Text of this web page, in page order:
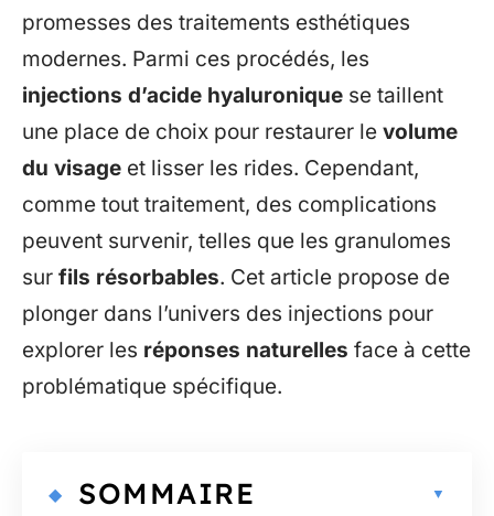
promesses des traitements esthétiques
modernes. Parmi ces procédés, les
injections d’acide hyaluronique se taillent
une place de choix pour restaurer le volume
du visage et lisser les rides. Cependant,
comme tout traitement, des complications
peuvent survenir, telles que les granulomes
sur fils résorbables. Cet article propose de
plonger dans l’univers des injections pour
explorer les réponses naturelles face à cette
problématique spécifique.
SOMMAIRE